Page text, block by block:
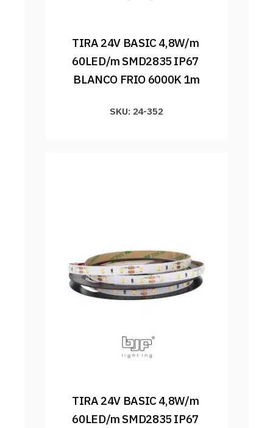
TIRA 24V BASIC 4,8W/m
60LED/m SMD2835 IP67
BLANCO FRIO 6000K 1m
SKU: 24-352
TIRA 24V BASIC 4,8W/m
60LED/m SMD2835 IP67